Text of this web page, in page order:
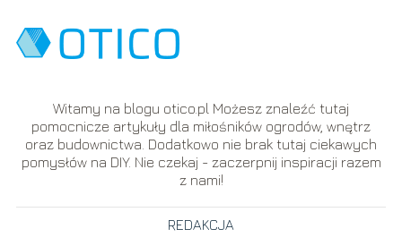
Witamy na blogu otico.pl Możesz znaleźć tutaj
pomocnicze artykuły dla miłośników ogrodów, wnętrz
oraz budownictwa. Dodatkowo nie brak tutaj ciekawych
pomysłów na DIY. Nie czekaj - zaczerpnij inspiracji razem
z nami!
REDAKCJA